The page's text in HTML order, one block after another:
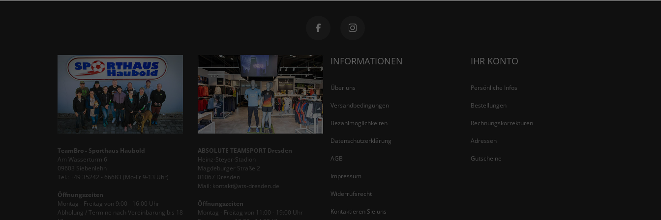
TeamBro - Sporthaus Haubold
Am Wasserturm 6
09603 Siebenlehn
Tel.: +49 35242 - 66683 (Mo-Fr 9-13 Uhr)
Öffnungszeiten
Montag - Freitag von 9:00 - 16:00 Uhr
Abholung / Termine nach Vereinbarung bis 18
ABSOLUTE TEAMSPORT Dresden
Heinz-Steyer-Stadion
Magdeburger Straße 2
01067 Dresden
Mail: kontakt@ats-dresden.de
Öffnungszeiten
Montag - Freitag von 11:00 - 19:00 Uhr
INFORMATIONEN
Über uns
Versandbedingungen
Bezahlmöglichkeiten
Datenschutzerklärung
AGB
Impressum
Widerrufsrecht
Kontaktieren Sie uns
IHR KONTO
Persönliche Infos
Bestellungen
Rechnungskorrekturen
Adressen
Gutscheine